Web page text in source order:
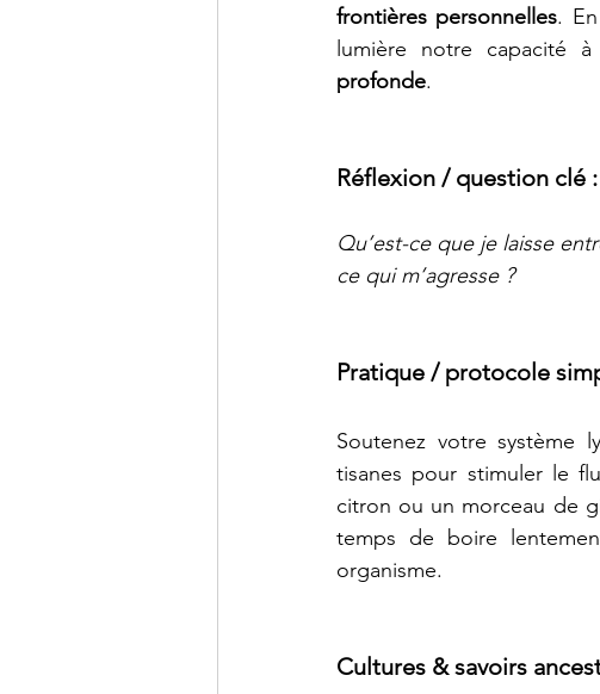
frontières personnelles.
lumière notre capacité à
profonde.
Réflexion / question clé :
Qu’est-ce que je laisse
ce qui m’agresse ?
Pratique / protocole
Soutenez votre système
tisanes pour stimuler le
citron ou un morceau de
temps de boire
organisme.
Cultures & savoirs